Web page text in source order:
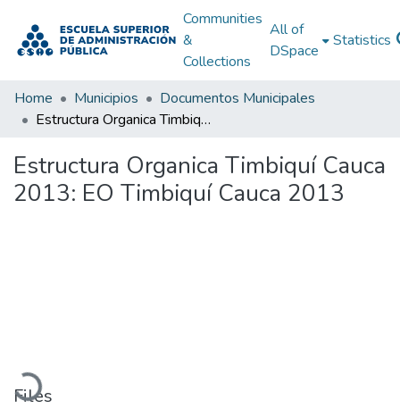
Communities
&
Collections
All of
DSpace
Statistics
Home Municipios
Documentos Municipales
Estructura Organica Timbiquí Cauca 2013: EO Timbiquí Cauca 2013
Estructura Organica Timbiquí Cauca
2013: EO Timbiquí Cauca 2013
Loading...
Files